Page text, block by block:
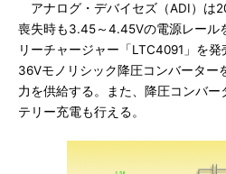
アナログ・デバイセズ（ADI）は
喪失時も3.45～4.45Vの電源レール
リーチャージャー「LTC4091」を
36Vモノリシック降圧コンバーター
力を供給する。また、降圧コンバ
テリー充電も行える。